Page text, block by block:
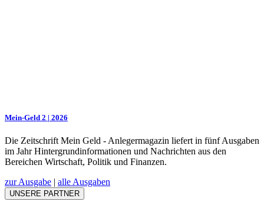
Mein-Geld 2 | 2026
Die Zeitschrift Mein Geld - Anlegermagazin liefert in fünf Ausgaben
im Jahr Hintergrundinformationen und Nachrichten aus den
Bereichen Wirtschaft, Politik und Finanzen.
zur Ausgabe | alle Ausgaben
UNSERE PARTNER